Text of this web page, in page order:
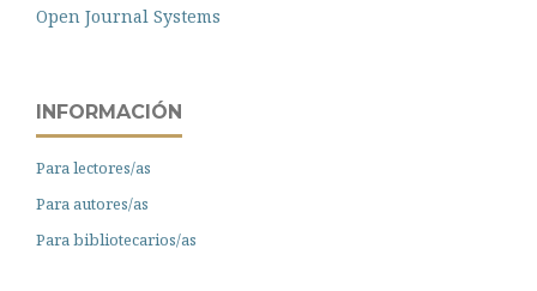
Open Journal Systems
INFORMACIÓN
Para lectores/as
Para autores/as
Para bibliotecarios/as